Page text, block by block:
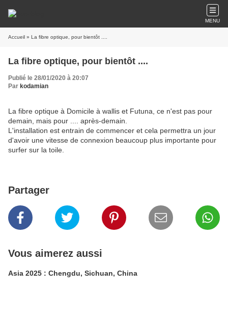
MENU
Accueil » La fibre optique, pour bientôt ....
La fibre optique, pour bientôt ....
Publié le 28/01/2020 à 20:07
Par kodamian
La fibre optique à Domicile à wallis et Futuna, ce n'est pas pour
demain, mais pour .... après-demain.
L'installation est entrain de commencer et cela permettra un jour
d'avoir une vitesse de connexion beaucoup plus importante pour
surfer sur la toile.
Partager
Vous aimerez aussi
Asia 2025 : Chengdu, Sichuan, China